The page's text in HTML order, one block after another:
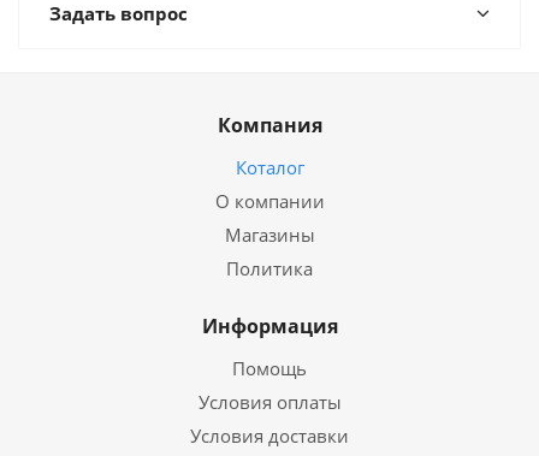
Задать вопрос
Компания
Коталог
О компании
Магазины
Политика
Информация
Помощь
Условия оплаты
Условия доставки